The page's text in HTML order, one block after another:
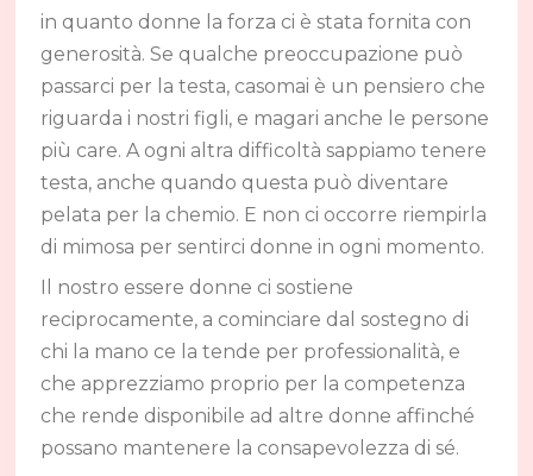
in quanto donne la forza ci è stata fornita con
generosità. Se qualche preoccupazione può
passarci per la testa, casomai è un pensiero che
riguarda i nostri figli, e magari anche le persone
più care. A ogni altra difficoltà sappiamo tenere
testa, anche quando questa può diventare
pelata per la chemio. E non ci occorre riempirla
di mimosa per sentirci donne in ogni momento.
Il nostro essere donne ci sostiene
reciprocamente, a cominciare dal sostegno di
chi la mano ce la tende per professionalità, e
che apprezziamo proprio per la competenza
che rende disponibile ad altre donne affinché
possano mantenere la consapevolezza di sé.